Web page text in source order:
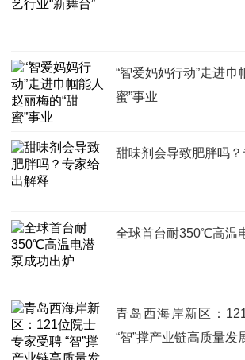
“智爱妈妈行动”走进巾
蜜”事业
甜味剂会导致肥胖吗
全球首台耐350℃高温
青岛西海岸新区：
“智”撑产业链高质量发